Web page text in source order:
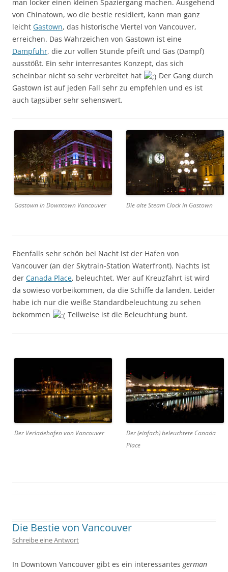
man locker einen kleinen Spaziergang machen. Ausgehend
von Chinatown, wo die bestie residiert, kann man ganz
leicht Gastown, das historische Viertel von Vancouver,
erreichen. Das Wahrzeichen von Gastown ist eine
Dampfuhr, die zur vollen Stunde pfeift und Gas (Dampf)
ausstößt. Ein sehr interresantes Konzept, das sich
scheinbar nicht so sehr verbreitet hat
Der Gang durch
Gastown ist auf jeden Fall sehr zu empfehlen und es ist
auch tagsüber sehr sehenswert.
Gastown in Downtown Vancouver Die alte Steam Clock in Gastown
Ebenfalls sehr schön bei Nacht ist der Hafen von
Vancouver (an der Skytrain-Station Waterfront). Nachts ist
der Canada Place, beleuchtet. Wer auf Kreuzfahrt ist wird
da sowieso vorbeikommen, da die Schiffe da landen. Leider
habe ich nur die weiße Standardbeleuchtung zu sehen
bekommen
Teilweise ist die Beleuchtung bunt.
Der Verladehafen von Vancouver
Der (einfach) beleuchtete Canada
Place
Die Bestie von Vancouver
Schreibe eine Antwort
In Downtown Vancouver gibt es ein interessantes german